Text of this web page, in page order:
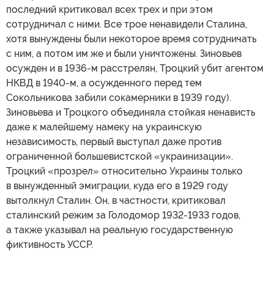
последний критиковал всех трех и при этом
сотрудничал с ними. Все трое ненавидели Сталина,
хотя вынуждены были некоторое время сотрудничать
с ним, а потом им же и были уничтожены. Зиновьев
осужден и в 1936-м расстрелян, Троцкий убит агентом
НКВД в 1940-м, а осужденного перед тем
Сокольникова забили сокамерники в 1939 году).
Зиновьева и Троцкого объединяла стойкая ненависть
даже к малейшему намеку на украинскую
независимость, первый выступал даже против
ограниченной большевистской «украинизации».
Троцкий «прозрел» относительно Украины только
в вынужденный эмиграции, куда его в 1929 году
вытолкнул Сталин. Он, в частности, критиковал
сталинский режим за Голодомор 1932-1933 годов,
а также указывал на реальную государственную
фиктивность УССР.